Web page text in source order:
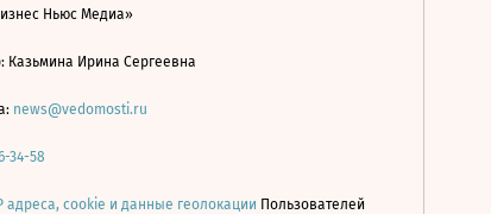
Ньюс Медиа»
Казьмина Ирина Сергеевна
news@vedomosti.ru
34-58
адреса, cookie и данные геолокации Пользователей